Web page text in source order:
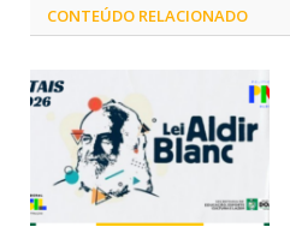
CONTEÚDO RELACIONADO